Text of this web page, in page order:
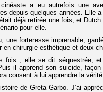
a eu autrefois une
depuis quelques années. Elle
déjà retirée une fois, et
pour elle.
forteresse imprenable,
chirurgie esthétique et deux
fois ; elle se dit séquestrée,
il apprend son suicide,
consent à lui apprendre la
de Greta Garbo. J’ai